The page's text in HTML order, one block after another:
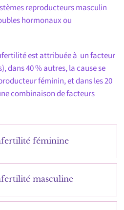
reproducteurs masculin
hormonaux ou
est attribuée à un facteur
dans 40 % autres, la cause se
féminin, et dans les 20
combinaison de facteurs
féminine
masculine